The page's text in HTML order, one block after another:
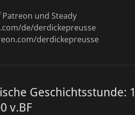
und Steady
de/derdickepreusse
derdickepreusse
Geschichtsstunde:
v.BF